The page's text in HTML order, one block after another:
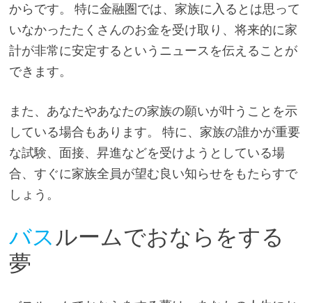
からです。 特に金融圏では、家族に入るとは思って
いなかったたくさんのお金を受け取り、将来的に家
計が非常に安定するというニュースを伝えることが
できます。
また、あなたやあなたの家族の願いが叶うことを示
している場合もあります。 特に、家族の誰かが重要
な試験、面接、昇進などを受けようとしている場
合、すぐに家族全員が望む良い知らせをもたらすで
しょう。
バスルームでおならをする
夢